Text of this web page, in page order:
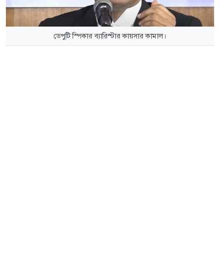
ডেপুটি স্পিকার ব্যারিস্টার কায়সার কামাল।